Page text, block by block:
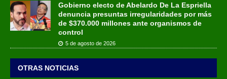
Gobierno electo de Abelardo De La Espriella
denuncia presuntas irregularidades por más
de $370.000 millones ante organismos de
control
5 de agosto de 2026
OTRAS NOTICIAS